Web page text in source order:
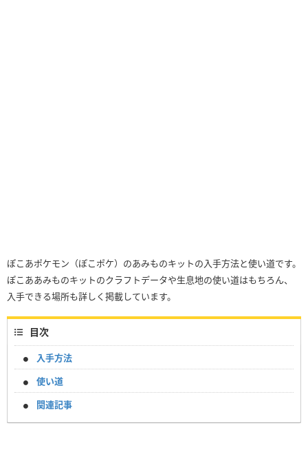
ぽこあポケモン（ぽこポケ）のあみものキットの入手方法と使い道です。
ぽこああみものキットのクラフトデータや生息地の使い道はもちろん、
入手できる場所も詳しく掲載しています。
目次
入手方法
使い道
関連記事